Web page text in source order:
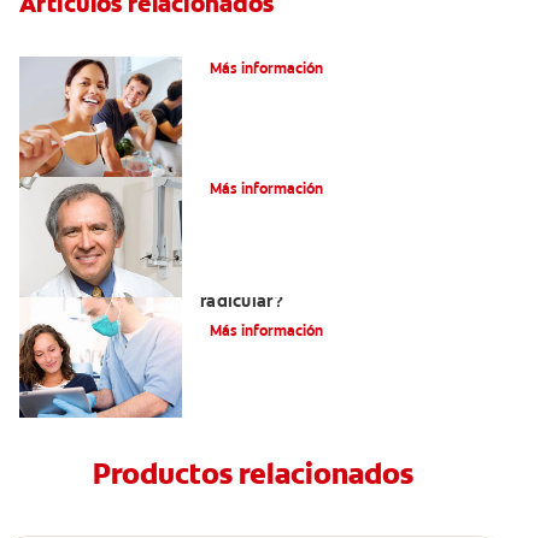
Más información
Más información
radicular?
Más información
Productos relacionados